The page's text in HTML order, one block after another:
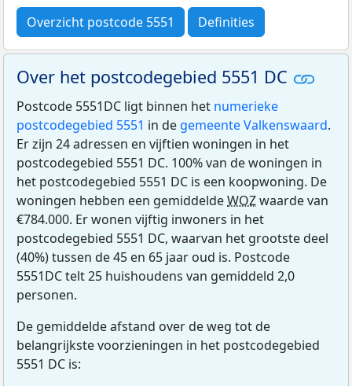
Overzicht postcode 5551 Definities
Over het postcodegebied 5551 DC
Postcode 5551DC ligt binnen het numerieke
postcodegebied 5551 in de gemeente Valkenswaard.
Er zijn 24 adressen en vijftien woningen in het
postcodegebied 5551 DC. 100% van de woningen in
het postcodegebied 5551 DC is een koopwoning. De
woningen hebben een gemiddeldeWOZwaarde van
€784.000. Er wonen vijftig inwoners in het
postcodegebied 5551 DC, waarvan het grootste deel
(40%) tussen de 45 en 65 jaar oud is. Postcode
5551DC telt 25 huishoudens van gemiddeld 2,0
personen.
De gemiddelde afstand over de weg tot de
belangrijkste voorzieningen in het postcodegebied
5551 DC is: